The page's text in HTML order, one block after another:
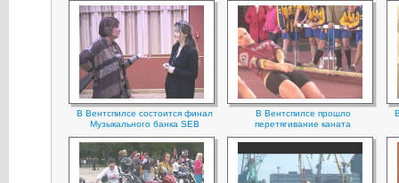
В Вентспилсе состоится финал
Музыкального банка SEB
В Вентспилсе прошло
перетягивание каната